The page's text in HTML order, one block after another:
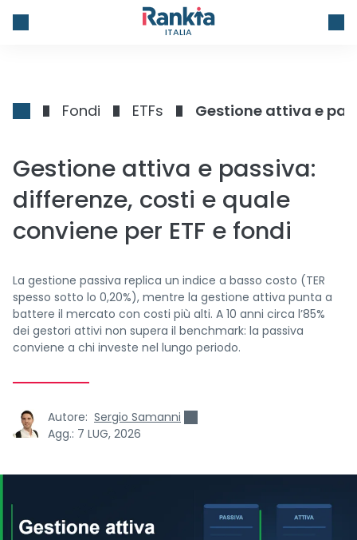
ITALIA
Fondi ETFs Gestione attiva e
Gestione attiva e passiva:
differenze, costi e quale
conviene per ETF e fondi
La gestione passiva replica un indice a basso costo (TER
spesso sotto lo 0,20%), mentre la gestione attiva punta a
battere il mercato con costi più alti. A 10 anni circa l’85%
dei gestori attivi non supera il benchmark: la passiva
conviene a chi investe nel lungo periodo.
Autore: Sergio Samanni
Agg.: 7 LUG, 2026